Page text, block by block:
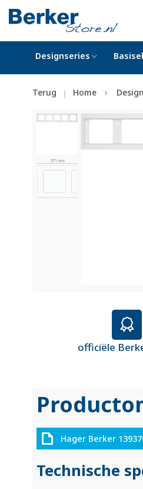
Designseries
Terug | Home
officiële
Hager Berker
Technische